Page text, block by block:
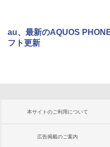
au、最新のAQUOS
フト更新
本サイトのご利用について
広告掲載のご案内